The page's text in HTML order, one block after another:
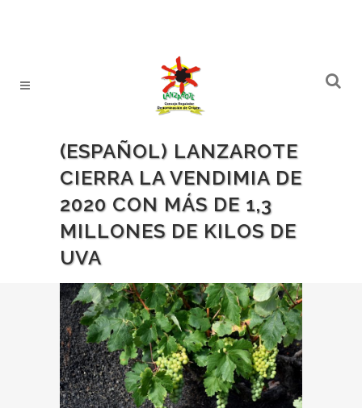
(ESPAÑOL) LANZAROTE
CIERRA LA VENDIMIA DE
2020 CON MÁS DE 1,3
MILLONES DE KILOS DE
UVA